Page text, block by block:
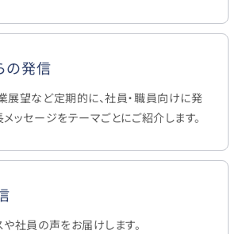
の発信
展望など定期的に、社員・職員向けに発
ッセージをテーマごとにご紹介します。
社員の声をお届けします。